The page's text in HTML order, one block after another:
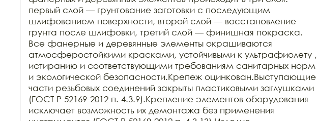
первый слой — грунтование заготовки с последующим
шлифованием поверхности, второй слой — восстановление
грунта после шлифовки, третий слой — финишная покраска.
Все фанерные и деревянные элементы окрашиваются
атмосферостойкими красками, устойчивыми к ультрафиолету ,
истиранию и соответствующими требованиям санитарных норм
и экологической безопасности.Крепеж оцинкован.Выступающие
части резьбовых соединений закрыты пластиковыми заглушками
(ГОСТ Р 52169-2012 п. 4.3.9).Крепление элементов оборудования
исключает возможность их демонтажа без применения